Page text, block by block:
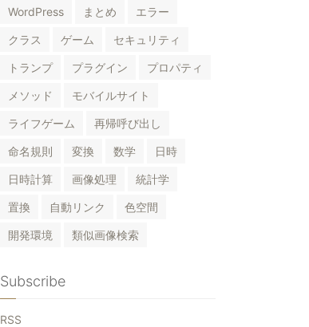
WordPress まとめ エラー
クラス ゲーム セキュリティ
トランプ プラグイン プロパティ
メソッド モバイルサイト
ライフゲーム 再帰呼び出し
命名規則 変換 数学 日時
日時計算 画像処理 統計学
置換 自動リンク 色空間
開発環境 類似画像検索
Subscribe
RSS